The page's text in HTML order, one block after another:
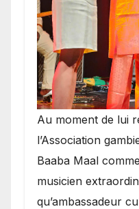
​Au moment de lui
l’Association
Baaba Maal
musicien
qu’ambassadeur